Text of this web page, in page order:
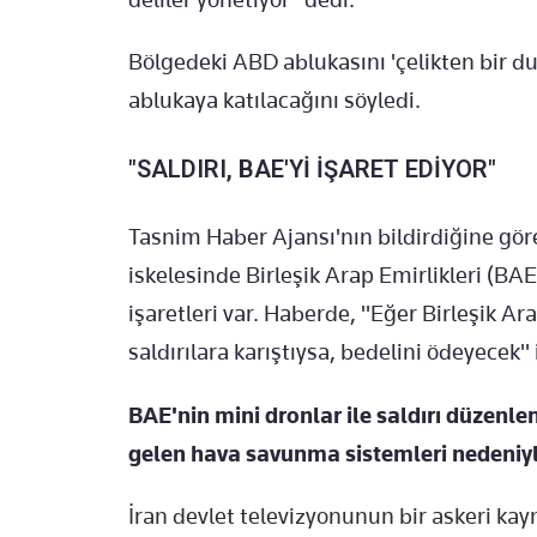
Bölgedeki ABD ablukasını 'çelikten bir
ablukaya katılacağını söyledi.
"SALDIRI, BAE'Yİ İŞARET EDİYOR"
Tasnim Haber Ajansı'nın bildirdiğine
iskelesinde Birleşik Arap Emirlikleri
işaretleri var. Haberde, "Eğer Birleşik
saldırılara karıştıysa, bedelini
BAE'nin mini dronlar ile saldırı
gelen hava savunma sistemleri
İran devlet televizyonunun bir askeri